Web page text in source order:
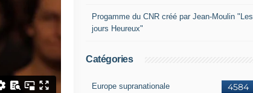
Progamme du CNR créé par Jean-Moulin "Les
jours Heureux"
Catégories
4584
Europe supranationale